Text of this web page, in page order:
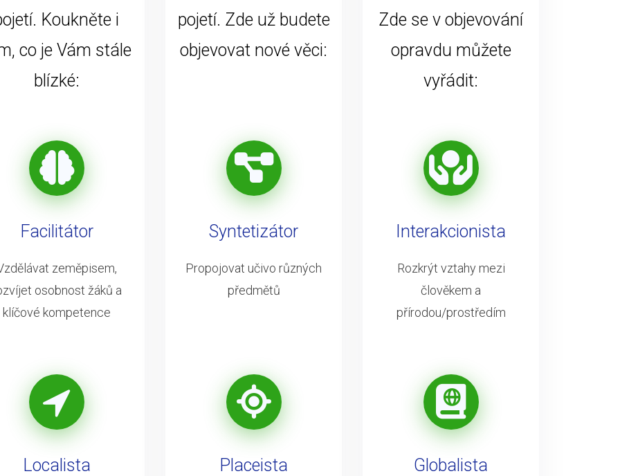
Koukněte i
co je Vám stále
blízké:
Facilitátor
zeměpisem,
osobnost žáků a
klíčové kompetence
Localista
pojetí. Zde už budete
objevovat nové věci:
Syntetizátor
Propojovat učivo různých
předmětů
Placeista
Zde se v objevování
opravdu můžete
vyřádit:
Interakcionista
Rozkrýt vztahy mezi
člověkem a
přírodou/prostředím
Globalista